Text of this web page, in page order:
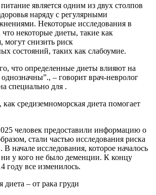
является одним из двух столпов
наряду с регулярными
Некоторые исследования в
некоторые диеты, такие как
могут снизить риск
состояний, таких как слабоумие.
что определенные диеты влияют на
– говорит врач-невролог
специально для .
средиземноморская диета помогает
человек предоставили информацию о
стали частью исследования риска
начале исследования, которое началось
ни у кого не было деменции. К концу
году все изменилось.
– от рака груди